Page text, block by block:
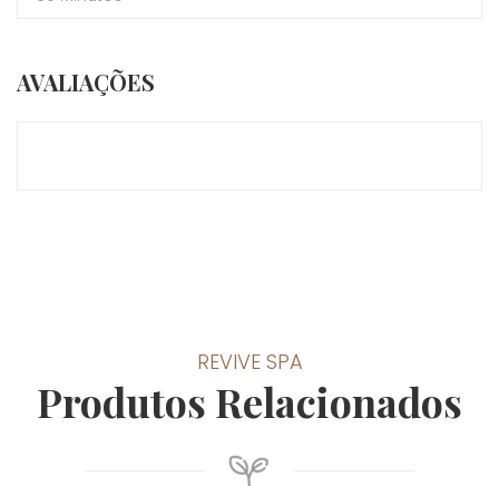
AVALIAÇÕES
REVIVE SPA
Produtos Relacionados